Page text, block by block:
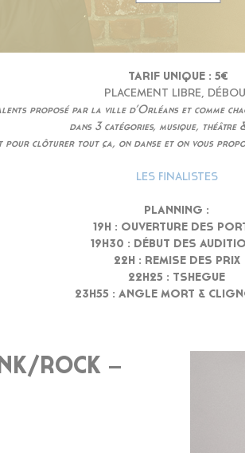
TARIF UNIQUE : 5€
PLACEMENT LIBRE,
proposé par la ville d’Orléans et comme
dans 3 catégories, musique, théâtre
pour clôturer tout ça, on danse et on vous
LES FINALISTES
PLANNING :
19H : OUVERTURE DES
19H30 : DÉBUT DES
22H : REMISE DES PRIX
22H25 : TSHEGUE
23H55 : ANGLE MORT &
ROCK –